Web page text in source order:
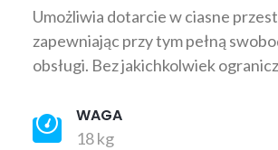
Umożliwia dotarcie w ciasne
zapewniając przy tym pełną
obsługi. Bez jakichkolwiek
WAGA
18 kg